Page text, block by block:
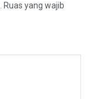
Ruas yang wajib